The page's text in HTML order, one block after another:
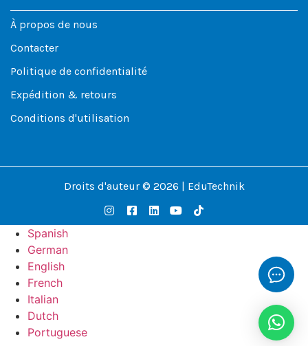
À propos de nous
Contacter
Politique de confidentialité
Expédition & retours
Conditions d'utilisation
Droits d'auteur © 2026 | EduTechnik
Spanish
German
English
French
Italian
Dutch
Portuguese